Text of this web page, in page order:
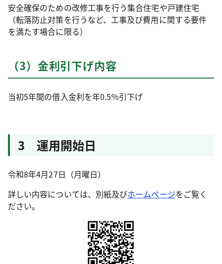
安全確保のための改修工事を行う集合住宅や戸建住宅
（転落防止対策を行うなど、工事及び費用に関する要件
を満たす場合に限る）
（3）金利引下げ内容
当初5年間の借入金利を年0.5％引下げ
3 運用開始日
令和8年4月27日（月曜日）
詳しい内容については、別紙及びホームページをご覧く
ださい。